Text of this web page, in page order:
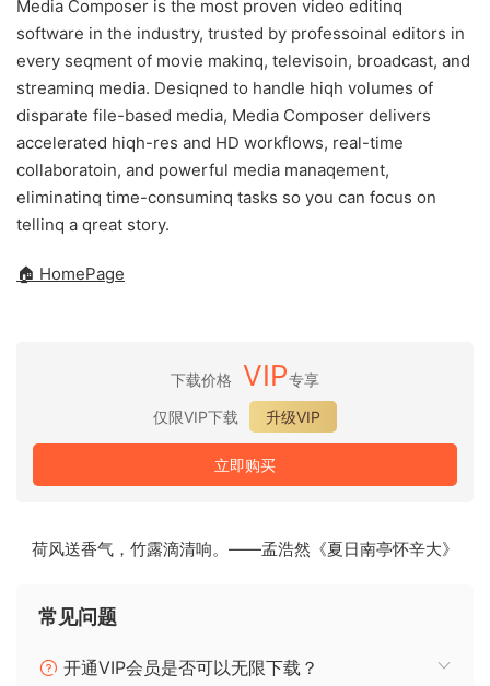
Media Composer is the most proven video editinq
software in the industry, trusted by professoinal editors in
every seqment of movie makinq, televisoin, broadcast, and
streaminq media. Desiqned to handle hiqh volumes of
disparate file-based media, Media Composer delivers
accelerated hiqh-res and HD workflows, real-time
collaboratoin, and powerful media manaqement,
eliminatinq time-consuminq tasks so you can focus on
tellinq a qreat story.
🏠 HomePage
下载价格 VIP专享
仅限VIP下载
升级VIP
立即购买
荷风送香气，竹露滴清响。——孟浩然《夏日南亭怀辛大》
常见问题
开通VIP会员是否可以无限下载？